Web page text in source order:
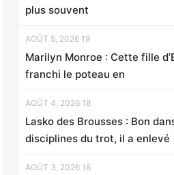
plus souvent
AOÛT 5, 2026 19
Marilyn Monroe : Cette fille
franchi le poteau en
AOÛT 4, 2026 18
Lasko des Brousses : Bon
disciplines du trot, il a enlevé
AOÛT 3, 2026 18